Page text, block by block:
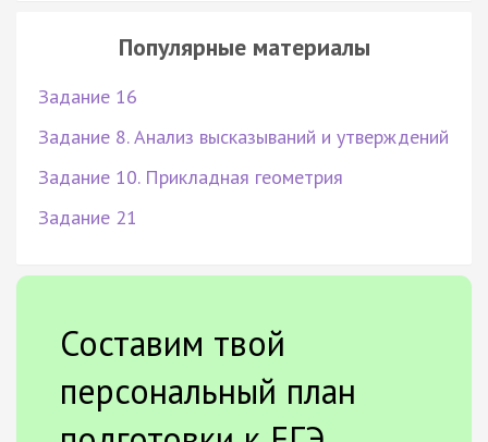
Популярные материалы
Задание 16
Задание 8. Анализ высказываний и утверждений
Задание 10. Прикладная геометрия
Задание 21
Составим твой
персональный план